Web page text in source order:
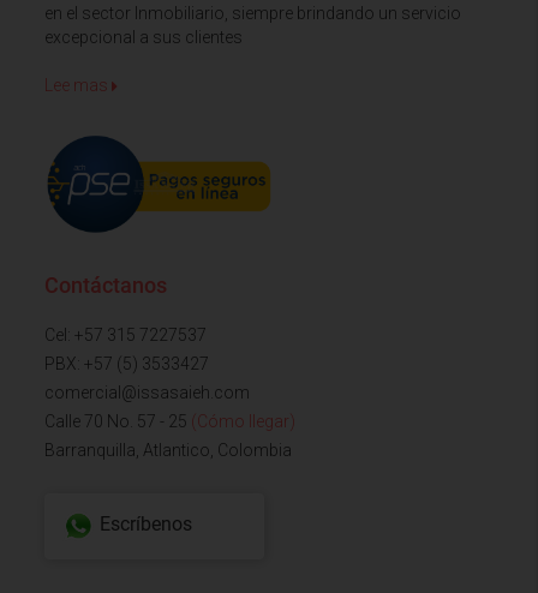
en el sector Inmobiliario, siempre brindando un servicio
excepcional a sus clientes
Lee mas
Contáctanos
Cel: +57 315 7227537
PBX: +57 (5) 3533427
comercial@issasaieh.com
Calle 70 No. 57 - 25 (Cómo llegar)
Barranquilla, Atlantico, Colombia
Escríbenos